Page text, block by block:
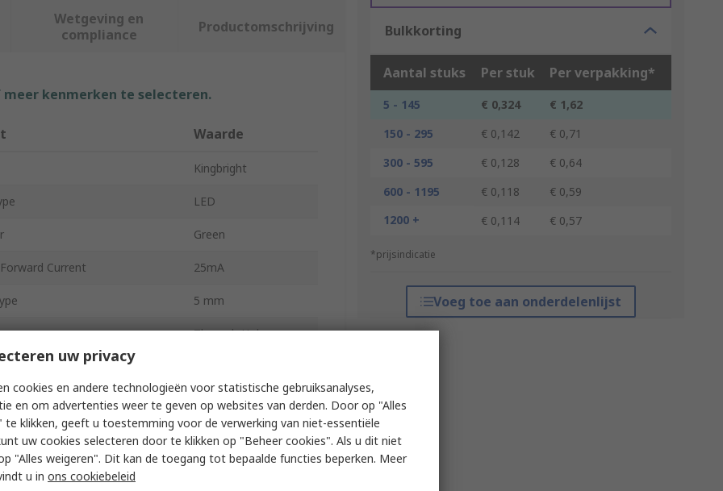
Bulkkorting
Aantal stuks Per stuk Per verpakking*
5 - 145 € 0,324
€ 1,62
150 - 295
€ 0,142
€ 0,71
300 - 595
€ 0,128
€ 0,64
600 - 1195
€ 0,118
€ 0,59
1200 +
€ 0,114 € 0,57
*prijsindicatie
Voeg toe aan onderdelenlijst
Wetgeving en
compliance
Productomschrijving
kenmerken te selecteren.
Waarde
Kingbright
LED
Green
Current 25mA
5 mm
Through Hole
Dissipation 105mW
2.2V
Pins 2
uw privacy
cookies en andere technologieën voor statistische gebruiksanalyses,
en om advertenties weer te geven op websites van derden. Door op "Alles
te klikken, geeft u toestemming voor de verwerking van niet-essentiële
uw cookies selecteren door te klikken op "Beheer cookies". Als u dit niet
"Alles weigeren". Dit kan de toegang tot bepaalde functies beperken. Meer
u in ons cookiebeleid